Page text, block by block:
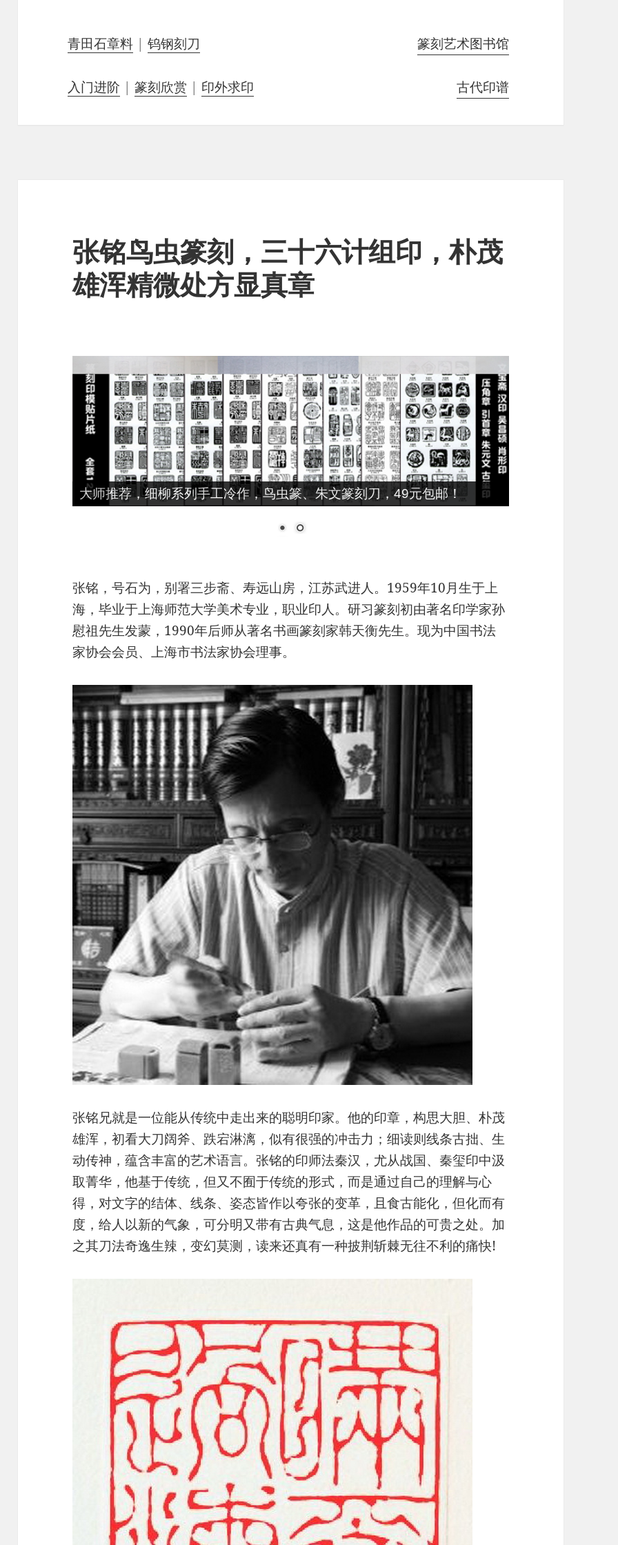
青田石章料 |钨钢刻刀 篆刻艺术图书馆
入门进阶 |篆刻欣赏 | 印外求印 古代印谱
张铭鸟虫篆刻，三十六计组印，朴茂
雄浑精微处方显真章
大师推荐，细柳系列手工冷作，鸟虫篆、朱文篆刻刀，49元包邮！
张铭，号石为，别署三步斋、寿远山房，江苏武进人。1959年10月生于上
海，毕业于上海师范大学美术专业，职业印人。研习篆刻初由著名印学家孙
慰祖先生发蒙，1990年后师从著名书画篆刻家韩天衡先生。现为中国书法
家协会会员、上海市书法家协会理事。
张铭兄就是一位能从传统中走出来的聪明印家。他的印章，构思大胆、朴茂
雄浑，初看大刀阔斧、跌宕淋漓，似有很强的冲击力；细读则线条古拙、生
动传神，蕴含丰富的艺术语言。张铭的印师法秦汉，尤从战国、秦玺印中汲
取菁华，他基于传统，但又不囿于传统的形式，而是通过自己的理解与心
得，对文字的结体、线条、姿态皆作以夸张的变革，且食古能化，但化而有
度，给人以新的气象，可分明又带有古典气息，这是他作品的可贵之处。加
之其刀法奇逸生辣，变幻莫测，读来还真有一种披荆斩棘无往不利的痛快!